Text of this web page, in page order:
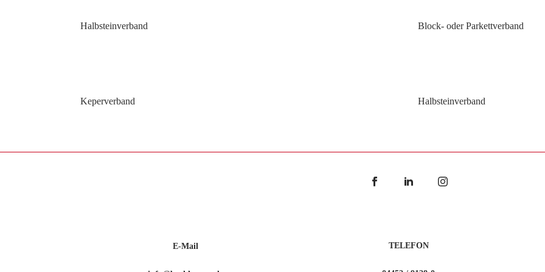
Halbsteinverband Block- oder Parkettverband
Keperverband Halbsteinverband
E-Mail TELEFON